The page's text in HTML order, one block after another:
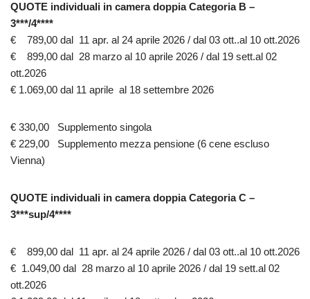
QUOTE individuali in camera doppia Categoria B –
3***/4****
€ 789,00 dal 11 apr. al 24 aprile 2026 / dal 03 ott..al 10 ott.2026
€ 899,00 dal 28 marzo al 10 aprile 2026 / dal 19 sett.al 02
ott.2026
€ 1.069,00 dal 11 aprile al 18 settembre 2026
€ 330,00 Supplemento singola
€ 229,00 Supplemento mezza pensione (6 cene escluso
Vienna)
QUOTE individuali in camera doppia Categoria C –
3***sup/4****
€ 899,00 dal 11 apr. al 24 aprile 2026 / dal 03 ott..al 10 ott.2026
€ 1.049,00 dal 28 marzo al 10 aprile 2026 / dal 19 sett.al 02
ott.2026